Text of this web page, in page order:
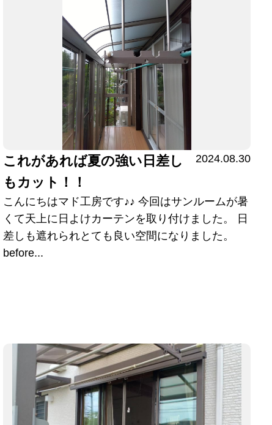
これがあれば夏の強い日差し
もカット！！
2024.08.30
こんにちはマド工房です♪♪ 今回はサンルームが暑
くて天上に日よけカーテンを取り付けました。 日
差しも遮れられとても良い空間になりました。
before...